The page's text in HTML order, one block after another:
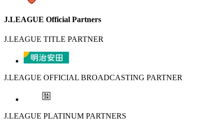
J.LEAGUE Official Partners
J.LEAGUE TITLE PARTNER
J.LEAGUE OFFICIAL BROADCASTING PARTNER
J.LEAGUE PLATINUM PARTNERS